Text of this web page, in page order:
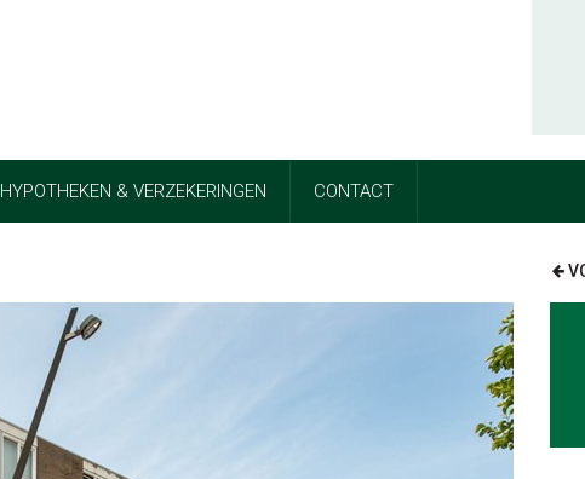
HYPOTHEKEN & VERZEKERINGEN CONTACT